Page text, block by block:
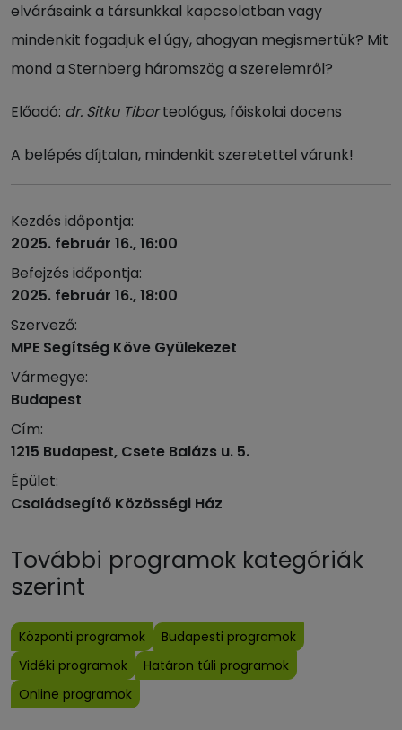
elvárásaink a társunkkal kapcsolatban vagy
mindenkit fogadjuk el úgy, ahogyan megismertük? Mit
mond a Sternberg háromszög a szerelemről?
Előadó: dr. Sitku Tiborteológus, főiskolai docens
A belépés díjtalan, mindenkit szeretettel várunk!
Kezdés időpontja:
2025. február 16., 16:00
Befejzés időpontja:
2025. február 16., 18:00
Szervező:
MPE Segítség Köve Gyülekezet
Vármegye:
Budapest
Cím:
1215 Budapest, Csete Balázs u. 5.
Épület:
Családsegítő Közösségi Ház
További programok kategóriák
szerint
Központi programok
Budapesti programok
Vidéki programok
Határon túli programok
Online programok